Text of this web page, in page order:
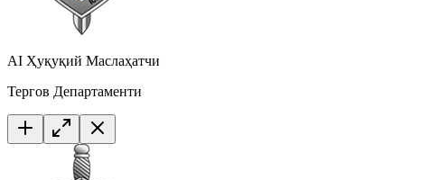
AI Ҳуқуқий Маслаҳатчи
Тергов Департаменти